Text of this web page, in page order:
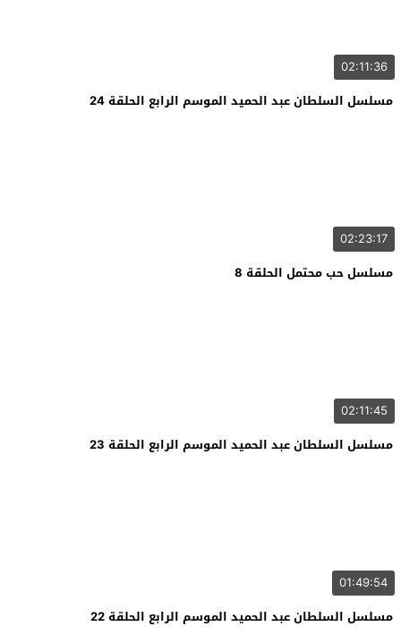
02:11:36
مسلسل السلطان عبد الحميد الموسم الرابع الحلقة 24
02:23:17
مسلسل حب محتمل الحلقة 8
02:11:45
مسلسل السلطان عبد الحميد الموسم الرابع الحلقة 23
01:49:54
مسلسل السلطان عبد الحميد الموسم الرابع الحلقة 22